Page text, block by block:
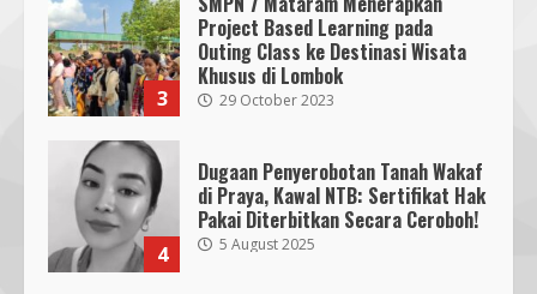
5
Simulasi Mitigasi Bencana
4 August 2026
3
Project Based Learning pada
Outing Class ke Destinasi Wisata
Khusus di Lombok
29 October 2023
4
Dugaan Penyerobotan Tanah Wakaf
di Praya, Kawal NTB: Sertifikat Hak
Pakai Diterbitkan Secara Ceroboh!
5 August 2025